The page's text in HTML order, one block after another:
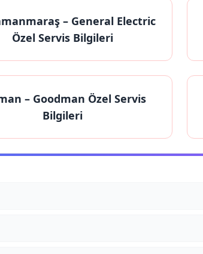
– General Electric
Özel Servis Bilgileri
– Goodman Özel Servis
Bilgileri